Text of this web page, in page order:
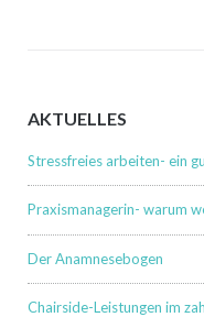
AKTUELLES
Stressfreies arbeiten- ein
Praxismanagerin- warum
Der Anamnesebogen
Chairside-Leistungen im